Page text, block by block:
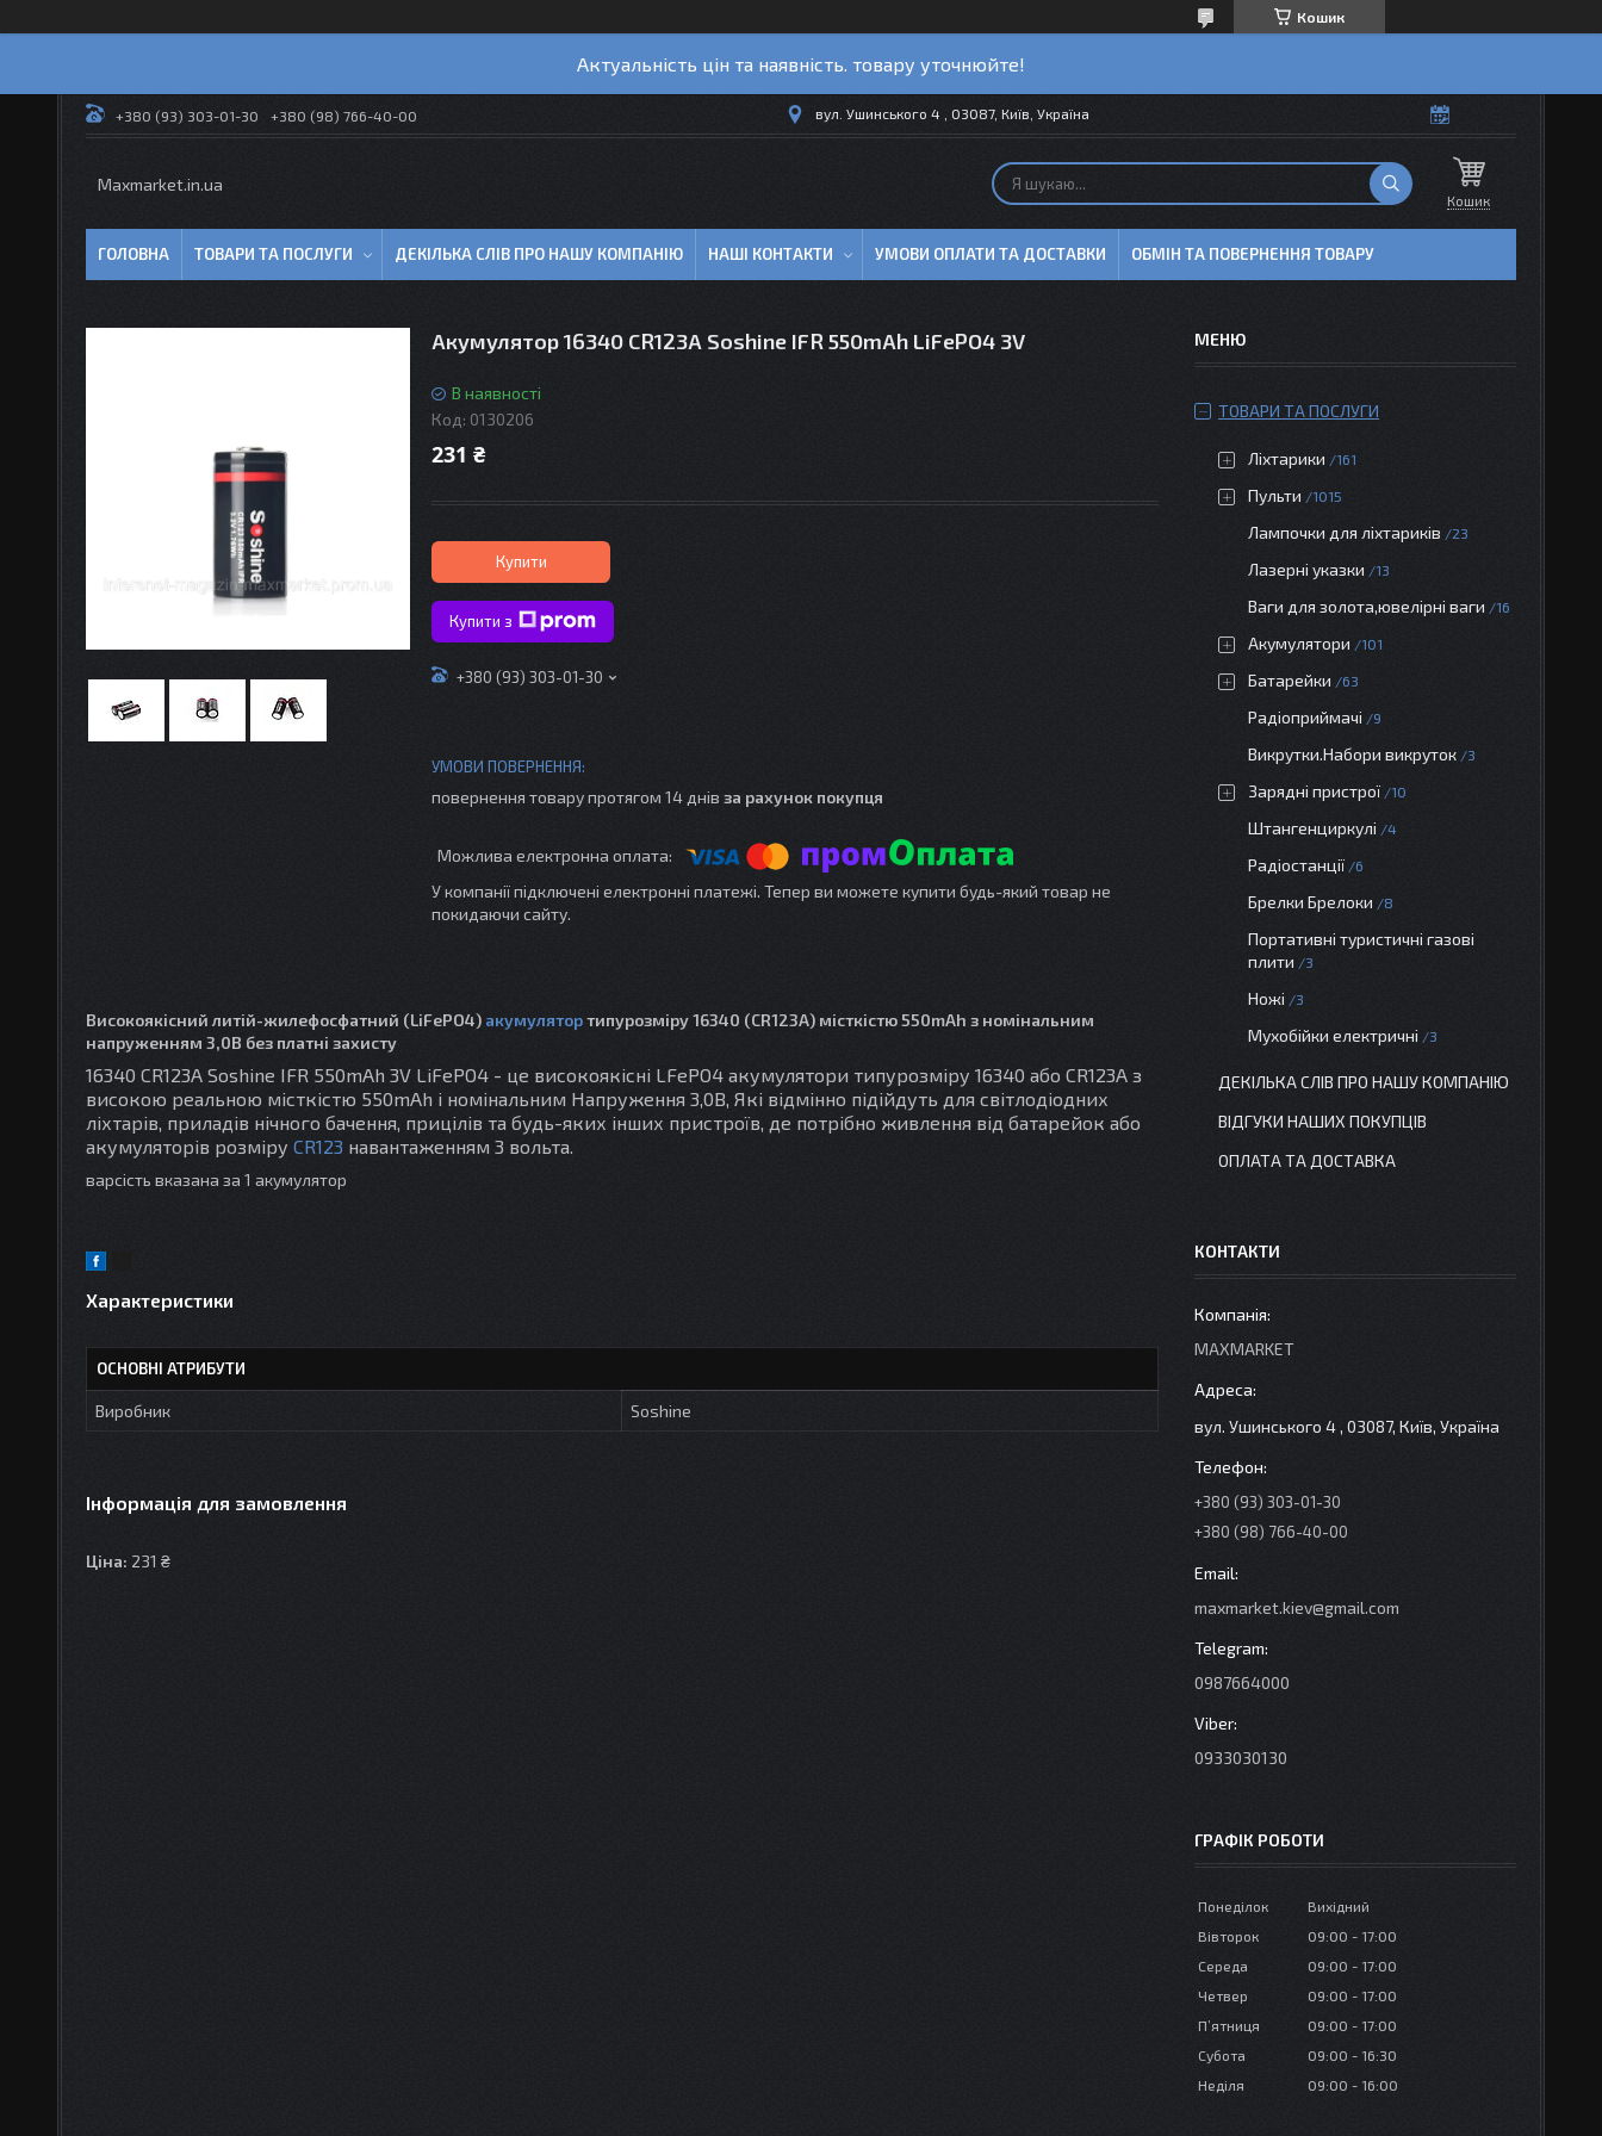
Кошик
Актуальність цін та наявність. товару уточнюйте!
+380 (93) 303-01-30 +380 (98) 766-40-00 вул. Ушинського 4 , 03087, Київ, Україна
Maxmarket.in.ua
Кошик
ГОЛОВНА ТОВАРИ ТА ПОСЛУГИ ДЕКІЛЬКА СЛІВ ПРО НАШУ КОМПАНІЮ НАШІ КОНТАКТИ УМОВИ ОПЛАТИ ТА ДОСТАВКИ ОБМІН ТА ПОВЕРНЕННЯ ТОВАРУ
Акумулятор 16340 CR123A Soshine IFR 550mAh LiFePO4 3V
В наявності
Код: 0130206
231 ₴
Купити
Купити з
+380 (93) 303-01-30
повернення товару протягом 14 днів за рахунок покупця
У компанії підключені електронні платежі. Тепер ви можете купити будь-який товар не
покидаючи сайту.
Високоякісний литій-жилефосфатний (LiFePO4) акумулятортипурозміру 16340 (CR123A) місткістю 550mAh з номінальним
напруженням 3,0В без платні захисту
16340 CR123A Soshine IFR 550mAh 3V LiFePO4 - це високоякісні LFePO4 акумулятори типурозміру 16340 або CR123A з
високою реальною місткістю 550mAh і номінальним Напруження 3,0В , Які відмінно підійдуть для світлодіодних
ліхтарів, приладів нічного бачення, прицілів та будь-яких інших пристроїв, де потрібно живлення від батарейок або
акумуляторів розміру CR123 навантаженням 3 вольта.
варсість вказана за 1 акумулятор
Характеристики
ОСНОВНІ АТРИБУТИ
Виробник Soshine
Інформація для замовлення
Ціна: 231 ₴
ТОВАРИ ТА ПОСЛУГИ
Ліхтарики 161
Пульти 1015
Лампочки для ліхтариків 23
Лазерні указки 13
Ваги для золота,ювелірні ваги 16
Акумулятори 101
Батарейки 63
Радіоприймачі 9
Викрутки.Набори викруток 3
Зарядні пристрої 10
Штангенциркулі 4
Радіостанції 6
Брелки Брелоки 8
Портативні туристичні газові
плити
3
Ножі 3
Мухобійки електричні 3
ДЕКІЛЬКА СЛІВ ПРО НАШУ КОМПАНІЮ
ВІДГУКИ НАШИХ ПОКУПЦІВ
ОПЛАТА ТА ДОСТАВКА
КОНТАКТИ
MAXMARKET
вул. Ушинського 4 , 03087, Київ, Україна
+380 (93) 303-01-30
+380 (98) 766-40-00
maxmarket.kiev@gmail.com
0987664000
0933030130
ГРАФІК РОБОТИ
Понеділок
Вихідний
Вівторок
09:00
17:00
Середа
09:00
17:00
Четвер
09:00
17:00
Пʼятниця
09:00
17:00
Субота
09:00
16:30
Неділя
09:00 16:00